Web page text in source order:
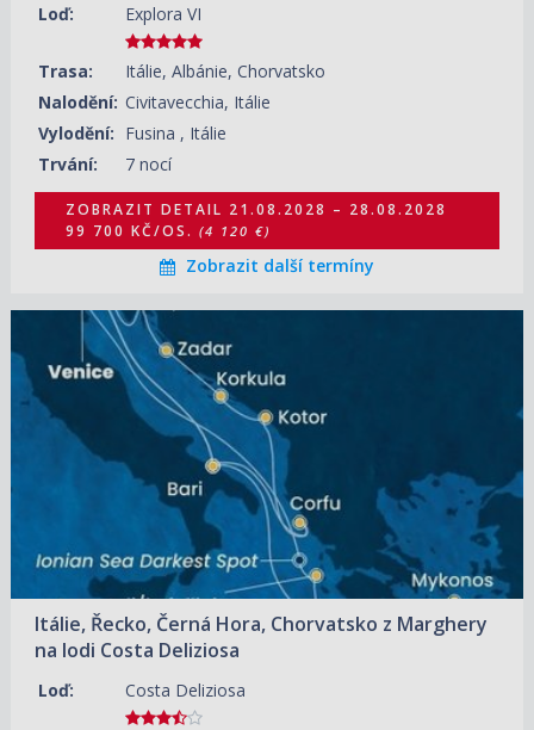
Loď: Explora VI
Trasa:
Itálie, Albánie, Chorvatsko
Nalodění: Civitavecchia, Itálie
Vylodění: Fusina , Itálie
Trvání:
7 nocí
ZOBRAZIT DETAIL 21.08.2028 – 28.08.2028
99 700 KČ/OS. (4 120 €)
Zobrazit další termíny
Itálie, Řecko, Černá Hora, Chorvatsko z Marghery
na lodi Costa Deliziosa
Loď: Costa Deliziosa
18.09.2027 – 02.10.2027
(2 349 €)